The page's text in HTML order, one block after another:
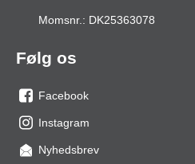
Momsnr.: DK25363078
Følg os
os
på
facebook
Facebook
os
på
Instagram
Nyhedsbrev